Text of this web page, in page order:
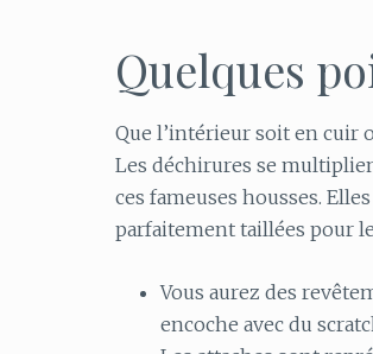
Quelques
Que l’intérieur soit en cuir
Les déchirures se
ces fameuses housses.
parfaitement taillées pour
Vous aurez des
encoche avec du